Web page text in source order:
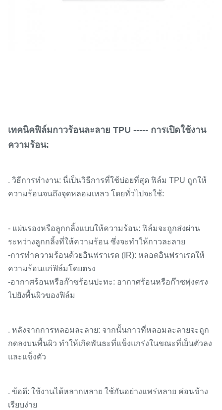
เทคนิคฟิล์มกาวร้อนละลาย TPU ----- การเปิดใช้งาน
ความร้อน:
. วิธีการทำงาน: นี่เป็นวิธีการที่ใช้บ่อยที่สุด ฟิล์ม TPU ถูกให้
ความร้อนจนถึงจุดหลอมเหลว โดยทั่วไปจะใช้:
- แผ่นรองหรือลูกกลิ้งแบบให้ความร้อน: ฟิล์มจะถูกส่งผ่าน
ระหว่างลูกกลิ้งที่ให้ความร้อน ซึ่งจะทำให้กาวละลาย
-การทำความร้อนด้วยอินฟราเรด (IR): หลอดอินฟราเรดให้
ความร้อนแก่ฟิล์มโดยตรง
-อากาศร้อนหรือก๊าซร้อนปะทะ: อากาศร้อนหรือก๊าซพุ่งตรง
ไปยังพื้นผิวของฟิล์ม
. หลังจากการหลอมละลาย: จากนั้นกาวที่หลอมละลายจะถูก
กดลงบนพื้นผิว ทำให้เกิดพันธะที่แข็งแกร่งในขณะที่เย็นตัวลง
และแข็งตัว
. ข้อดี: ใช้งานได้หลากหลาย ใช้กันอย่างแพร่หลาย ค่อนข้าง
เรียบง่าย